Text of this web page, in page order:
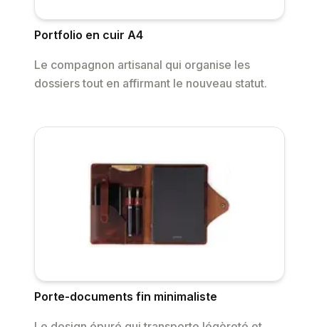
Portfolio en cuir A4
Le compagnon artisanal qui organise les
dossiers tout en affirmant le nouveau statut.
Porte-documents fin minimaliste